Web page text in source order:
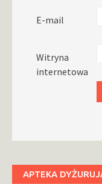
E-mail
Witryna
internetowa
APTEKA